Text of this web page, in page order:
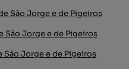
São Jorge e de Pigeiros
São Jorge e de Pigeiros
São Jorge e de Pigeiros